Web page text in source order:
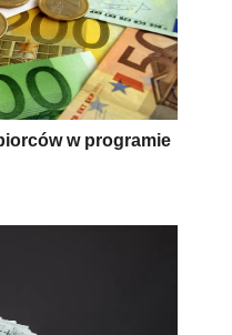
w programie